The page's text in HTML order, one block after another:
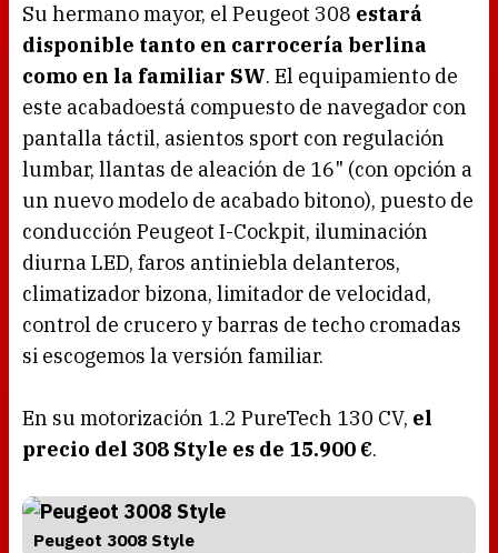
Su hermano mayor, el Peugeot 308 estará
disponible tanto en carrocería berlina
como en la familiar SW. El equipamiento de
este acabadoestá compuesto de navegador con
pantalla táctil, asientos sport con regulación
lumbar, llantas de aleación de 16" (con opción a
un nuevo modelo de acabado bitono), puesto de
conducción Peugeot I-Cockpit, iluminación
diurna LED, faros antiniebla delanteros,
climatizador bizona, limitador de velocidad,
control de crucero y barras de techo cromadas
si escogemos la versión familiar.
En su motorización 1.2 PureTech 130 CV, el
precio del 308 Style es de 15.900 €.
Peugeot 3008 Style